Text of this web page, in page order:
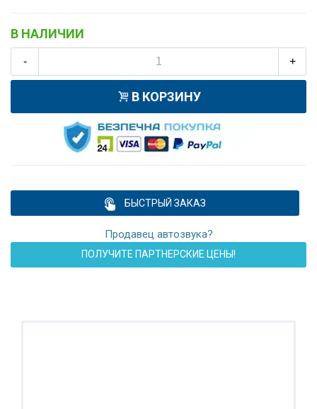
В НАЛИЧИИ
- +
В КОРЗИНУ
БЫСТРЫЙ ЗАКАЗ
Продавец автозвука?
ПОЛУЧИТЕ ПАРТНЕРСКИЕ ЦЕНЫ!